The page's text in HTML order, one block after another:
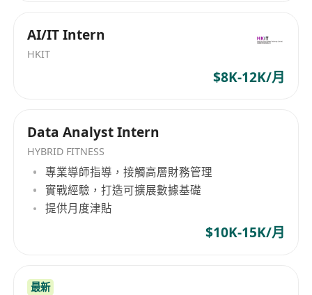
AI/IT Intern
HKIT
$8K-12K/月
Data Analyst Intern
HYBRID FITNESS
專業導師指導，接觸高層財務管理
實戰經驗，打造可擴展數據基礎
提供月度津貼
$10K-15K/月
最新